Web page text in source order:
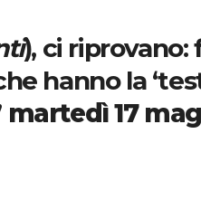
), ci
hanno la
martedì 17